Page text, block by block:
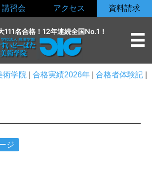
講習会 アクセス 資料請求
111名合格！12年連続全国No.1！
術学院 合格実績2026年 合格者体験記
ジ